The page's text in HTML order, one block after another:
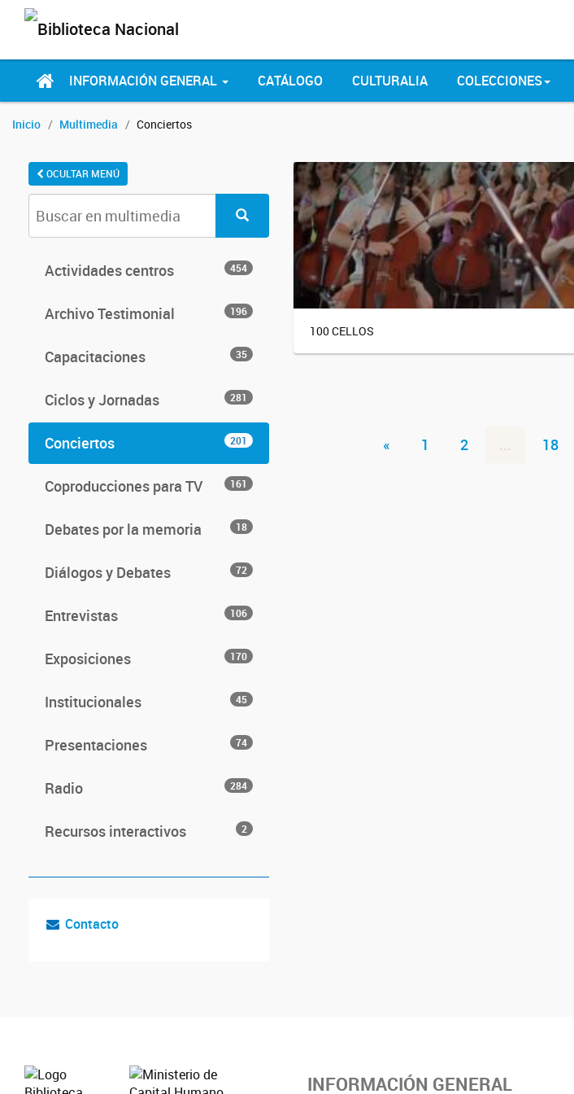
INFORMACIÓN GENERAL CATÁLOGO CULTURALIA COLECCIONES
Inicio Multimedia Conciertos
OCULTAR MENÚ
Actividades centros 454
Archivo Testimonial 196
Capacitaciones 35
Ciclos y Jornadas 281
Conciertos 201
Coproducciones para TV 161
Debates por la memoria 18
Diálogos y Debates 72
Entrevistas 106
Exposiciones 170
Institucionales 45
Presentaciones 74
Radio 284
Recursos interactivos 2
Contacto
100 CELLOS
« 1 2 ... 18
INFORMACIÓN GENERAL